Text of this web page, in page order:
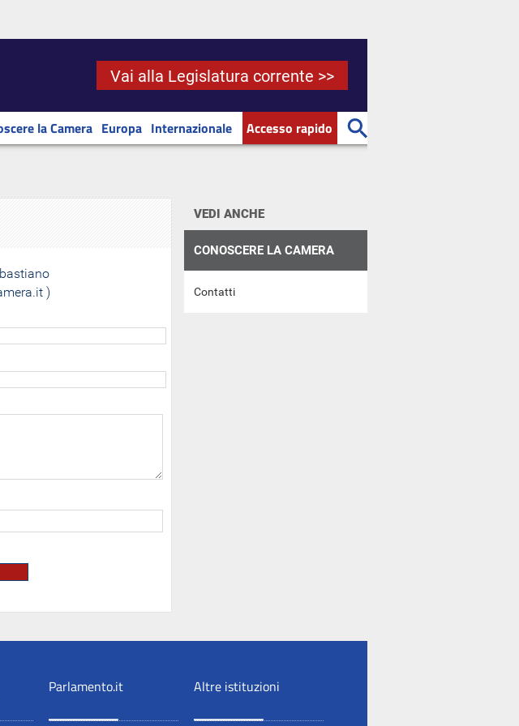
Vai alla Legislatura corrente >>
la Camera Europa Internazionale Accesso rapido
)
VEDI ANCHE
CONOSCERE LA CAMERA
Contatti
Parlamento.it Altre istituzioni